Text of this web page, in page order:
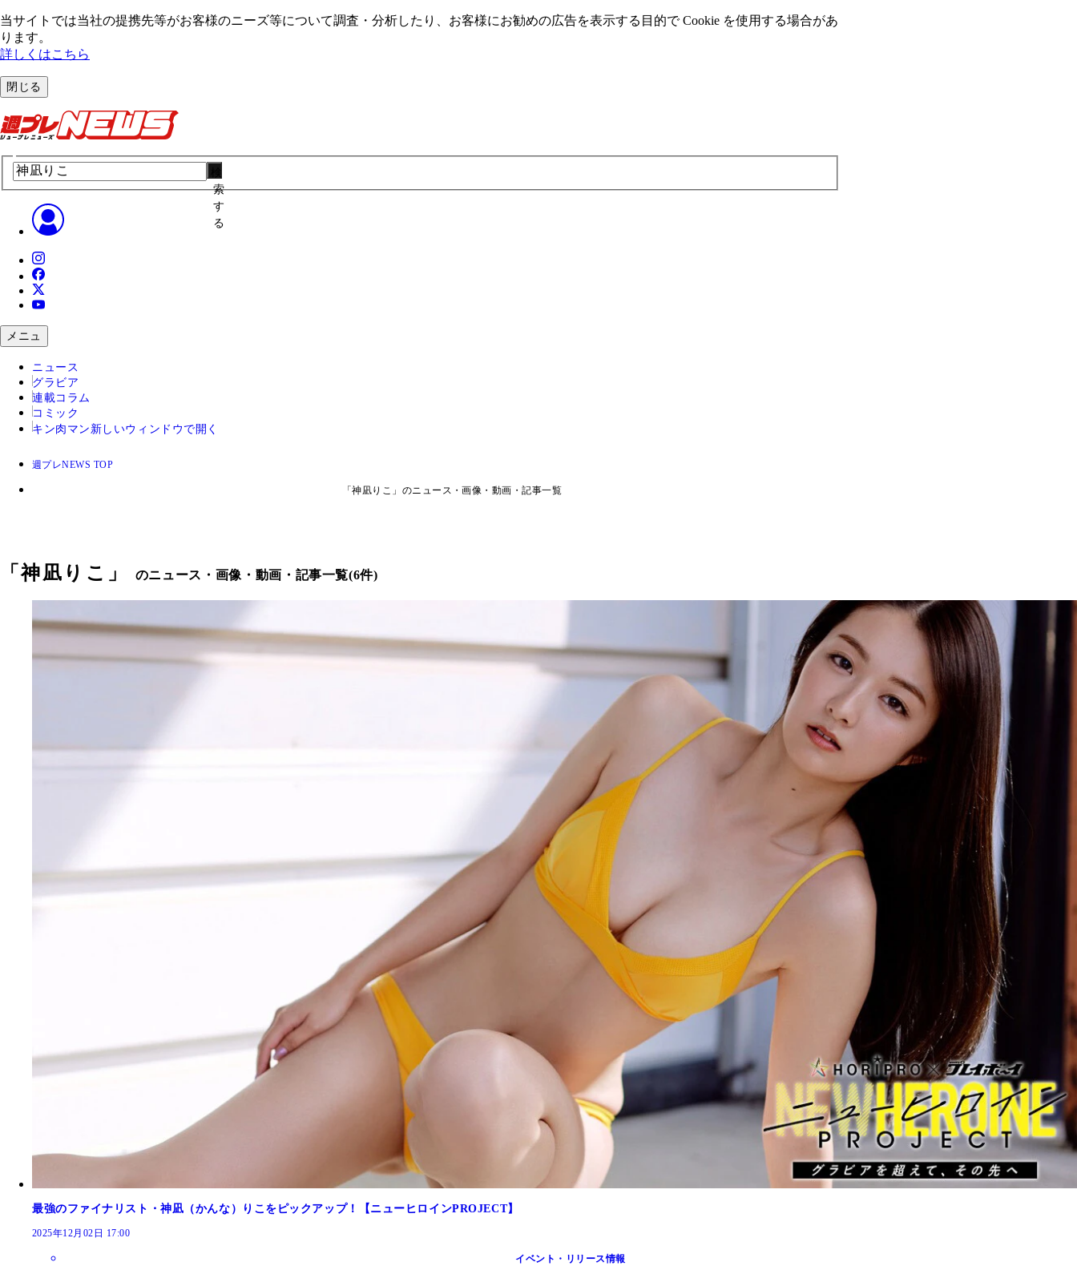
当サイトでは当社の提携先等がお客様のニーズ等について調査・分析したり、お客様にお勧めの広告を表⽰する⽬的で Cookie を使⽤する場合があ
ります。
詳しくはこちら
閉じる
索
す
る
メニュ
ニュース
グラビア
連載コラム
コミック
キン肉マン 新しいウィンドウで開く
週プレNEWS TOP
「神凪りこ」のニュース・画像・動画・記事一覧
「神凪りこ 」 のニュース・画像・動画・記事一覧(6件)
最強のファイナリスト・神凪（かんな）りこをピックアップ！【ニューヒロインPROJECT】
2025年12月02日 17:00
イベント・リリース情報